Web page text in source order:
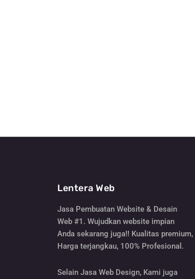
Lentera Web
Jasa Pembuatan Website & Desain
Web #1. Wujudkan website impian
Anda sekarang juga!! Kualitas premium,
Harga terjangkau, 100% Profesional.
Selain Jasa Web Design, Kami juga